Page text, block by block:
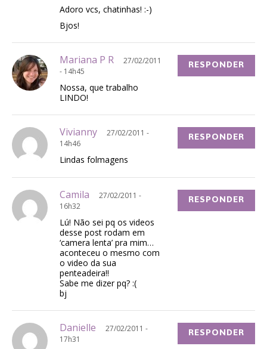
Adoro vcs, chatinhas! :-)
Bjos!
Mariana P R
27/02/2011
- 14h45
Nossa, que trabalho
LINDO!
RESPONDER
Vivianny
27/02/2011 -
14h46
Lindas folmagens
RESPONDER
Camila
27/02/2011 -
16h32
Lú! Não sei pq os videos
desse post rodam em
‘camera lenta’ pra mim…
aconteceu o mesmo com
o video da sua
penteadeira!!
Sabe me dizer pq? :(
bj
RESPONDER
Danielle
27/02/2011 -
17h31
RESPONDER